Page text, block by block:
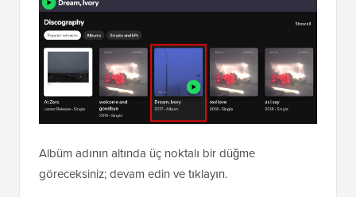
Albüm adının altında üç noktalı bir düğme
göreceksiniz; devam edin ve tıklayın.